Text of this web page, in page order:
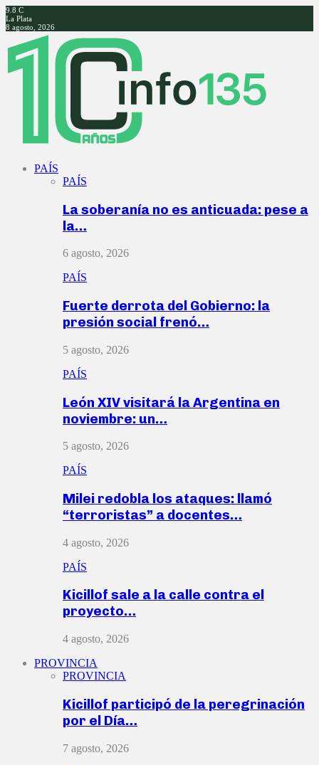
9.8 C
La Plata
8 agosto, 2026
Facebook
Twitter
Instagram
Youtube
PAÍS
PAÍS
La soberanía no es anticuada: pese a
la…
6 agosto, 2026
PAÍS
Fuerte derrota del Gobierno: la
presión social frenó…
5 agosto, 2026
PAÍS
León XIV visitará la Argentina en
noviembre: un…
5 agosto, 2026
PAÍS
Milei redobla los ataques: llamó
“terroristas” a docentes…
4 agosto, 2026
PAÍS
Kicillof sale a la calle contra el
proyecto…
4 agosto, 2026
PROVINCIA
PROVINCIA
Kicillof participó de la peregrinación
por el Día…
7 agosto, 2026